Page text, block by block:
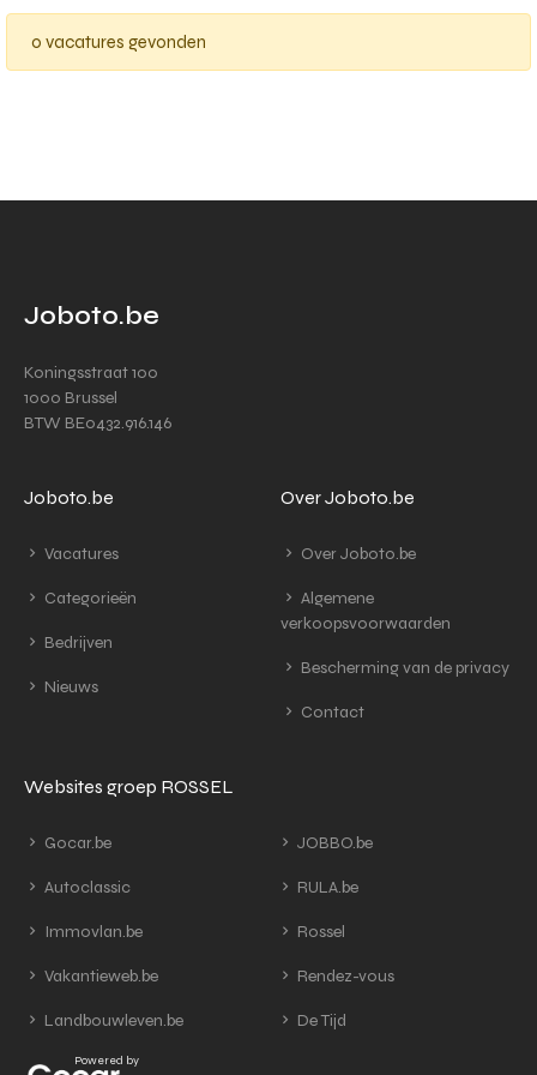
0 vacatures gevonden
Joboto.be
Koningsstraat 100
1000 Brussel
BTW BE0432.916.146
Joboto.be
Vacatures
Categorieën
Bedrijven
Nieuws
Over Joboto.be
Over Joboto.be
Algemene
verkoopsvoorwaarden
Bescherming van de privacy
Contact
Websites groep ROSSEL
Gocar.be
Autoclassic
Immovlan.be
Vakantieweb.be
Landbouwleven.be
JOBBO.be
RULA.be
Rossel
Rendez-vous
De Tijd
Powered by